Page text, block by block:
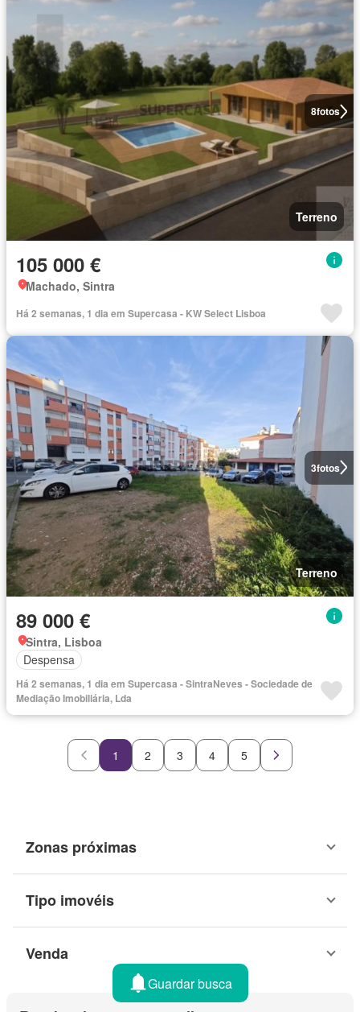
8fotos
Terreno
105 000 €
Machado, Sintra
Há 2 semanas, 1 dia em Supercasa - KW Select Lisboa
3fotos
Terreno
89 000 €
Sintra, Lisboa
Despensa
Há 2 semanas, 1 dia em Supercasa - SintraNeves - Sociedade de
Mediação Imobiliária, Lda
1 2 3 4 5
Zonas próximas
Tipo imovéis
Venda
Guardar busca